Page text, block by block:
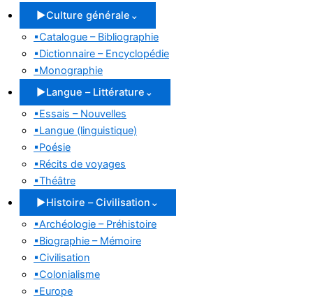
▶Culture générale ⌄
▪Catalogue – Bibliographie
▪Dictionnaire – Encyclopédie
▪Monographie
▶Langue – Littérature ⌄
▪Essais – Nouvelles
▪Langue (linguistique)
▪Poésie
▪Récits de voyages
▪Théâtre
▶Histoire – Civilisation ⌄
▪Archéologie – Préhistoire
▪Biographie – Mémoire
▪Civilisation
▪Colonialisme
▪Europe